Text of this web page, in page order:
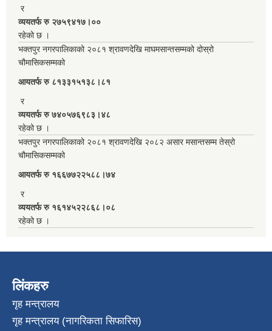
र
व्ययतर्फ रु २७५९४१७।००
रहेको छ ।
भक्तपुर नगरपालिकाको २०८१ श्रावणदेखि माघमसान्तसम्मको दोस्रो
चौमासिकसम्मको
आयतर्फ रु‌ ८१३३१५१३८।८१
र
व्ययतर्फ रु ७४०५७६९८३।४८
रहेको छ ।
भक्तपुर नगरपालिकाको २०८१ श्रावणदेखि २०८२ असार मसान्तसम्म तेस्रो
चौमासिकसम्मको
आयतर्फ रु‌ १६६७७२२५८८।७४
र
व्ययतर्फ रु १६१४५२२८६८।०८
रहेको छ ।
लिंकहरु
गृह मन्त्रालय
गृह मन्त्रालय (नागरिकता सिफारिस)